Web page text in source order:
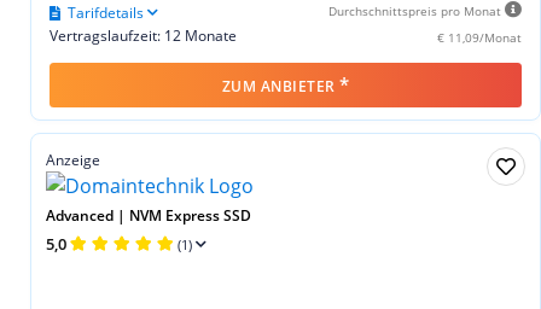
Durchschnittspreis pro Monat
€ 11,09/Monat
Vertragslaufzeit: 12 Monate
Tarifdetails
ZUM ANBIETER *
Anzeige
Advanced | NVM Express SSD
5,0 (1)